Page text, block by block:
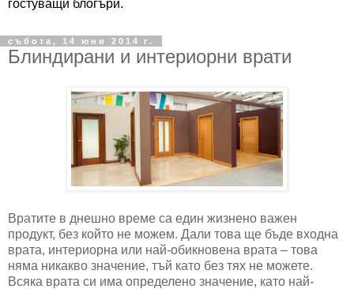
гостуващи блогъри.
събота, 14 юни 2014 г.
Блиндирани и интериорни врати
Вратите в днешно време са един жизнено важен
продукт, без който не можем. Дали това ще бъде входна
врата, интериорна или най-обикновена врата – това
няма никакво значение, тъй като без тях не можете.
Всяка врата си има определено значение, като най-